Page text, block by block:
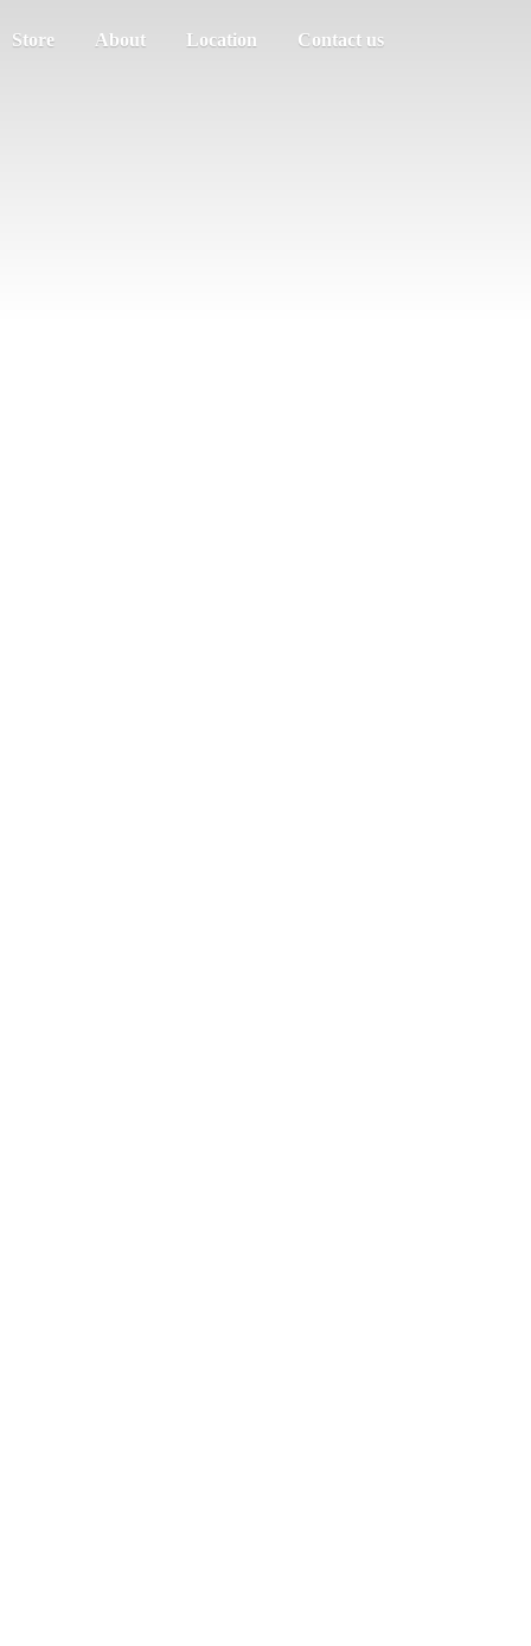
Store About Location Contact us